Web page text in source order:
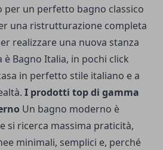
per un perfetto bagno classico
una ristrutturazione completa
realizzare una nuova stanza
Bagno Italia, in pochi click
in perfetto stile italiano e a
I prodotti top di gamma
Un bagno moderno è
si ricerca massima praticità,
minimali, semplici e, perché